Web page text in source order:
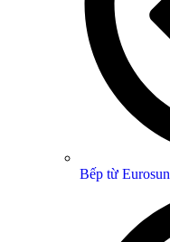
Bếp từ Eurosun